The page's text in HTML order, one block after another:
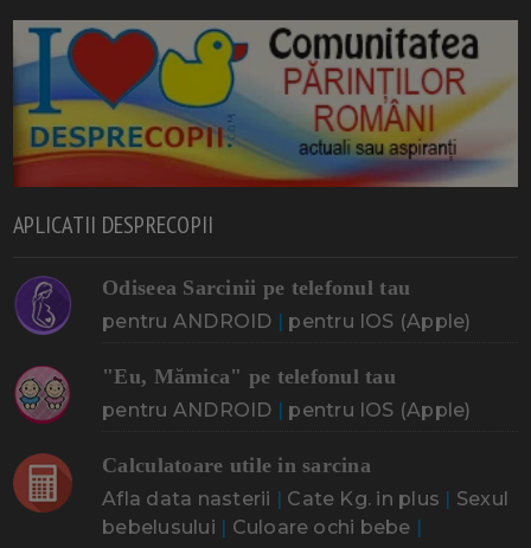
APLICATII DESPRECOPII
Odiseea Sarcinii pe telefonul tau
pentru ANDROID | pentru IOS (Apple)
"Eu, Mămica" pe telefonul tau
pentru ANDROID | pentru IOS (Apple)
Calculatoare utile in sarcina
Afla data nasterii | Cate Kg. in plus | Sexul
bebelusului | Culoare ochi bebe |